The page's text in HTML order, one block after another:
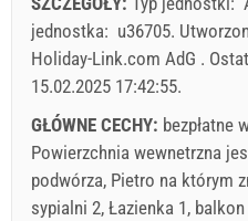
Cena wyświetlana jest dla
Oferty:
Holiday-Link płaci: 2 paź
Obowiązkowe:Rejestracja
(once - według _person),
/ 01.09. - 31.12.): 5 EUR
31
jednostka: u36705.
Holiday-Link.com AdG .
15.02.2025 17:42:55.
GŁÓWNE CECHY: bezpłatne
Powierzchnia wewnetrzna
podwórza, Pietro na którym
sypialni 2, Łazienka 1,